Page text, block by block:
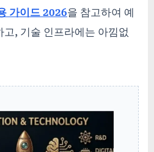
가이드 2026을 참고하여 예
, 기술 인프라에는 아낌없